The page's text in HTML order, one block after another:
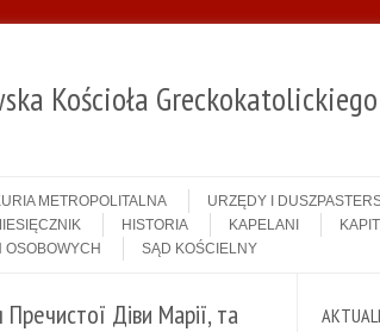
Kościoła
METROPOLITALNA URZĘDY I
HISTORIA KAPELANI
SĄD KOŚCIELNY
Діви Марії, та